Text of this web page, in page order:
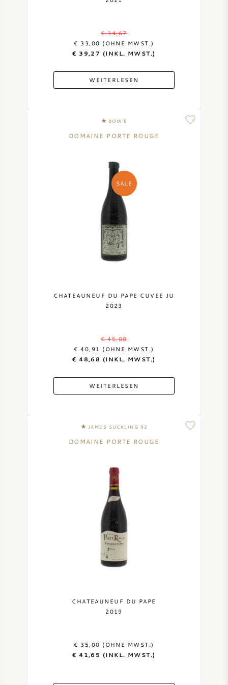
ÖSTERREICHISCHER WEIN
RHONE
ALLE REGIONEN
€ 34,67
€ 33,00 (OHNE MWST.)
€ 39,27 (INKL. MWST.)
WEITERLESEN
BOW 8
SALE
DOMAINE PORTE ROUGE
CHATEAUNEUF DU PAPE CUVEE JU
2023
€ 45,00
€ 40,91 (OHNE MWST.)
€ 48,68 (INKL. MWST.)
WEITERLESEN
JAMES SUCKLING 92
DOMAINE PORTE ROUGE
CHATEAUNEUF DU PAPE
2019
€ 35,00 (OHNE MWST.)
€ 41,65 (INKL. MWST.)